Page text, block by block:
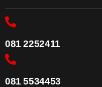
081 2252411
081 5534453